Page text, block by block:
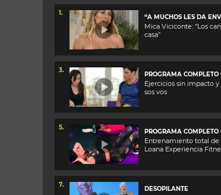
1.
“A MUCHOS LES DA
Mica Viciconte: “Los
casa”
3.
PROGRAMA
Ejercicios sin impacto
sos vos
5.
PROGRAMA
Entrenamiento total
Loana Experiencia
7.
DESOPILANTE